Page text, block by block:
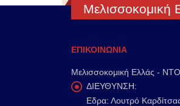
Μελισσοκομική
ΕΠΙΚΟΙΝΩΝΙΑ
Μελισσοκομική Ελλάς -
ΔΙΕΥΘΥΝΣΗ:
Εδρα: Λουτρό